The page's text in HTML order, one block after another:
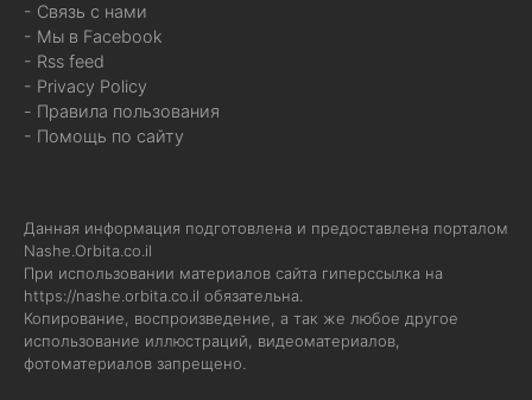
- Связь с нами
- Мы в Facebook
- Rss feed
- Privacy Policy
- Правила пользования
- Помощь по сайту
Данная информация подготовлена и предоставлена порталом
Nashe.Orbita.co.il
При использовании материалов сайта гиперссылка на
https://nashe.orbita.co.il обязательна.
Копирование, воспроизведение, а так же любое другое
использование иллюстраций, видеоматериалов,
фотоматериалов запрещено.